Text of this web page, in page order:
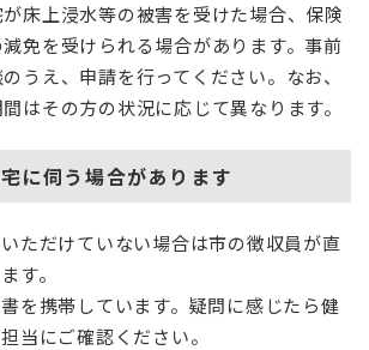
床上浸水等の被害を受けた場合、保険
免を受けられる場合があります。事前
うえ、申請を行ってください。なお、
はその方の状況に応じて異なります。
に伺う場合があります
ただけていない場合は市の徴収員が直
す。
を携帯しています。疑問に感じたら健
当にご確認ください。